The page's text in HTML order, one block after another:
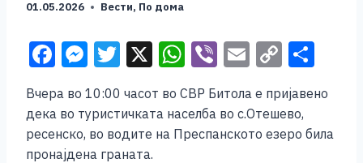
01.05.2026 Вести, По дома
F
c
e
M
e
ss
e
T
tt
er
X W
h
at
s
Vi
er
E
ai
l
C
o
p
y
ar
e
Вчера во 10:00 часот во СВР Битола е пријавено
дека во туристичката населба во с.Отешево,
ресенско, во водите на Преспанското езеро била
пронајдена граната.